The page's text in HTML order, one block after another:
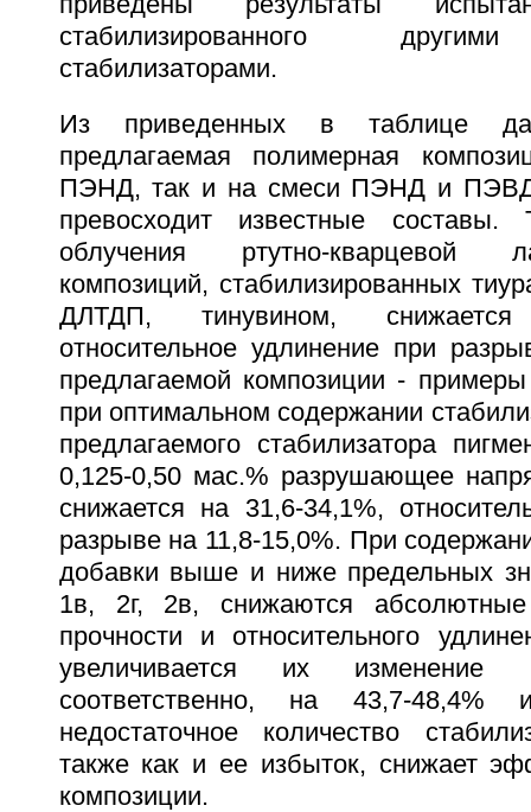
стабилизированного
стабилизаторами.
Из приведенных в таблице
предлагаемая полимерная
ПЭНД, так и на смеси ПЭНД и ПЭВД,
превосходит известные
облучения ртутно-кварцевой
композиций, стабилизированных
ДЛТДП, тинувином,
относительное удлинение при
предлагаемой композиции -
при оптимальном содержании
предлагаемого стабилизатора
0,125-0,50 мас.% разрушающее
снижается на 31,6-34,1%,
разрыве на 11,8-15,0%. При
добавки выше и ниже предельных
1в, 2г, 2в, снижаются
прочности и относительного
увеличивается их изменение
соответственно, на 43,7-48,4%
недостаточное количество
также как и ее избыток, снижает
композиции.